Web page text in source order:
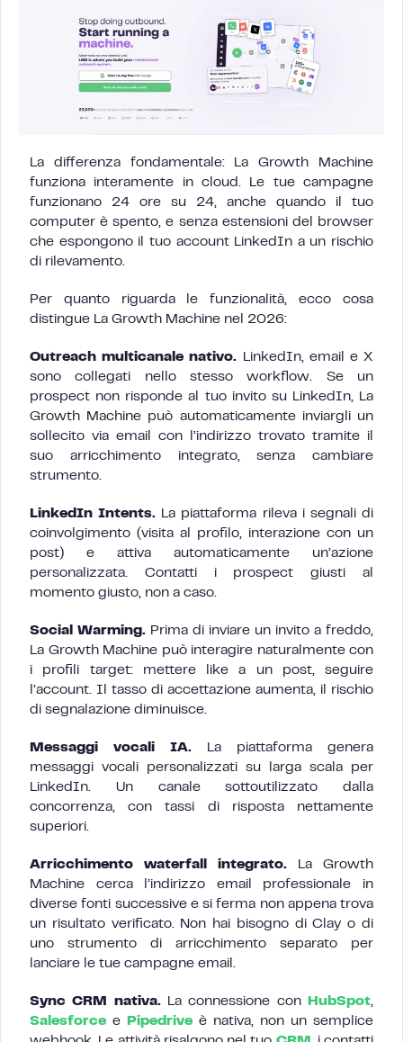
La differenza fondamentale: La Growth Machine
funziona interamente in cloud. Le tue campagne
funzionano 24 ore su 24, anche quando il tuo
computer è spento, e senza estensioni del browser
che espongono il tuo account LinkedIn a un rischio
di rilevamento.
Per quanto riguarda le funzionalità, ecco cosa
distingue La Growth Machine nel 2026:
Outreach multicanale nativo. LinkedIn, email e X
sono collegati nello stesso workflow. Se un
prospect non risponde al tuo invito su LinkedIn, La
Growth Machine può automaticamente inviargli un
sollecito via email con l’indirizzo trovato tramite il
suo arricchimento integrato, senza cambiare
strumento.
LinkedIn Intents. La piattaforma rileva i segnali di
coinvolgimento (visita al profilo, interazione con un
post) e attiva automaticamente un’azione
personalizzata. Contatti i prospect giusti al
momento giusto, non a caso.
Social Warming. Prima di inviare un invito a freddo,
La Growth Machine può interagire naturalmente con
i profili target: mettere like a un post, seguire
l’account. Il tasso di accettazione aumenta, il rischio
di segnalazione diminuisce.
Messaggi vocali IA. La piattaforma genera
messaggi vocali personalizzati su larga scala per
LinkedIn. Un canale sottoutilizzato dalla
concorrenza, con tassi di risposta nettamente
superiori.
Arricchimento waterfall integrato. La Growth
Machine cerca l’indirizzo email professionale in
diverse fonti successive e si ferma non appena trova
un risultato verificato. Non hai bisogno di Clay o di
uno strumento di arricchimento separato per
lanciare le tue campagne email.
Sync CRM nativa.La connessione con HubSpot
Salesforce e Pipedrive è nativa, non un semplice